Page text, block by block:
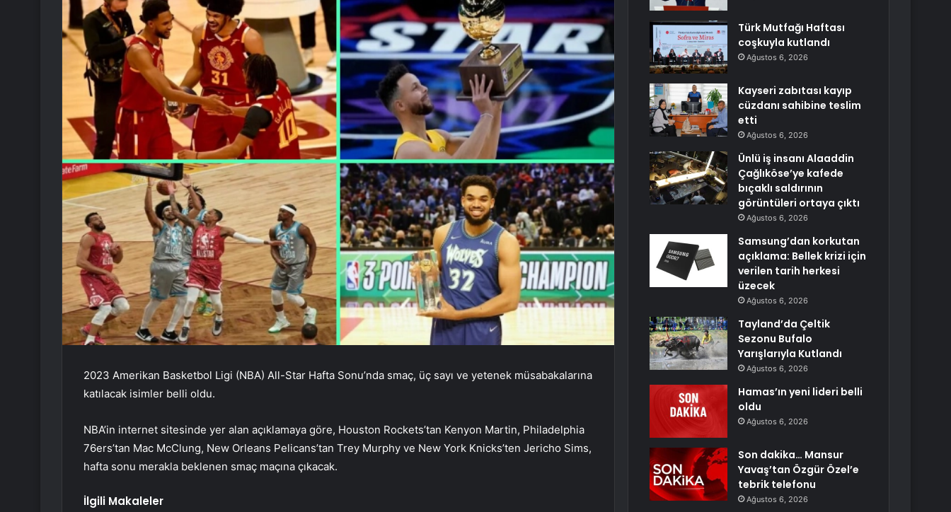
2023 Amerikan Basketbol Ligi (NBA) All-Star Hafta Sonu’nda smaç, üç sayı ve yetenek müsabakalarına
katılacak isimler belli oldu.
NBA’in internet sitesinde yer alan açıklamaya göre, Houston Rockets’tan Kenyon Martin, Philadelphia
76ers’tan Mac McClung, New Orleans Pelicans’tan Trey Murphy ve New York Knicks’ten Jericho Sims,
hafta sonu merakla beklenen smaç maçına çıkacak.
İlgili Makaleler
Türk Mutfağı Haftası
coşkuyla kutlandı
Ağustos 6, 2026
Kayseri zabıtası kayıp
cüzdanı sahibine teslim
etti
Ağustos 6, 2026
Ünlü iş insanı Alaaddin
Çağlıköse’ye kafede
bıçaklı saldırının
görüntüleri ortaya çıktı
Ağustos 6, 2026
Samsung’dan korkutan
açıklama: Bellek krizi için
verilen tarih herkesi
üzecek
Ağustos 6, 2026
Tayland’da Çeltik
Sezonu Bufalo
Yarışlarıyla Kutlandı
Ağustos 6, 2026
Hamas’ın yeni lideri belli
oldu
Ağustos 6, 2026
Son dakika… Mansur
Yavaş’tan Özgür Özel’e
tebrik telefonu
Ağustos 6, 2026